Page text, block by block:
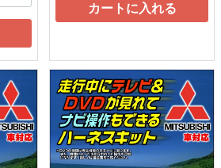
カートに入れる